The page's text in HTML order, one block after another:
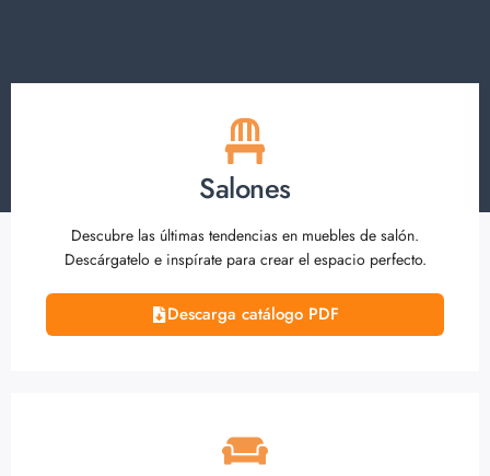
Salones
Descubre las últimas tendencias en muebles de salón.
Descárgatelo e inspírate para crear el espacio perfecto.
Descarga catálogo PDF